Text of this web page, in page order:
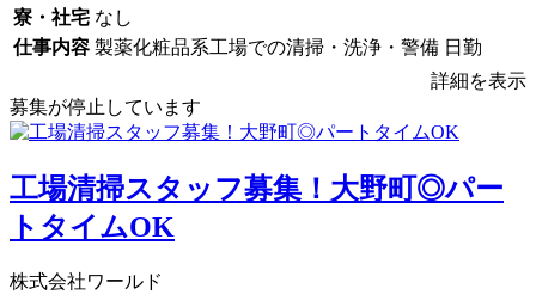
寮・社宅 なし
仕事内容 製薬化粧品系工場での清掃・洗浄・警備 日勤
詳細を表示
募集が停止しています
工場清掃スタッフ募集！大野町◎パー
トタイムOK
株式会社ワールド